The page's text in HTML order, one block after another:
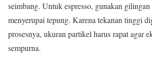
seimbang. Untuk espresso, gunakan gilingan
menyerupai tepung. Karena tekanan tinggi
prosesnya, ukuran partikel harus rapat agar
sempurna.